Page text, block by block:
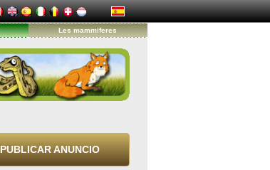
Les mammiferes
PUBLICAR ANUNCIO